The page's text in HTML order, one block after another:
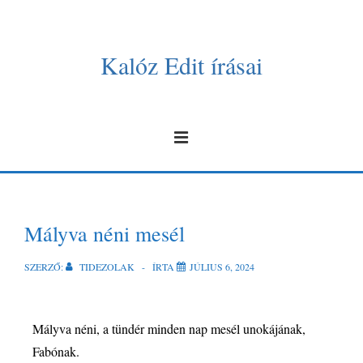
Kalóz Edit írásai
Mályva néni mesél
SZERZŐ: TIDEZOLAK ÍRTA JÚLIUS 6, 2024
Mályva néni, a tündér minden nap mesél unokájának,
Fabónak.